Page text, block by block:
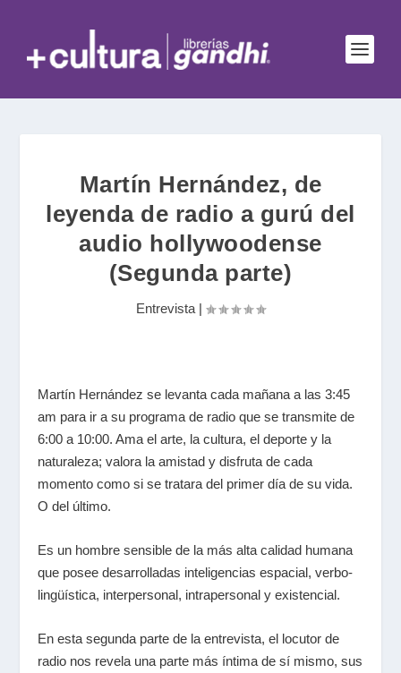
Martín Hernández, de
leyenda de radio a gurú del
audio hollywoodense
(Segunda parte)
Entrevista |
Martín Hernández se levanta cada mañana a las 3:45
am para ir a su programa de radio que se transmite de
6:00 a 10:00. Ama el arte, la cultura, el deporte y la
naturaleza; valora la amistad y disfruta de cada
momento como si se tratara del primer día de su vida.
O del último.
Es un hombre sensible de la más alta calidad humana
que posee desarrolladas inteligencias espacial, verbo-
lingüística, interpersonal, intrapersonal y existencial.
En esta segunda parte de la entrevista, el locutor de
radio nos revela una parte más íntima de sí mismo, sus